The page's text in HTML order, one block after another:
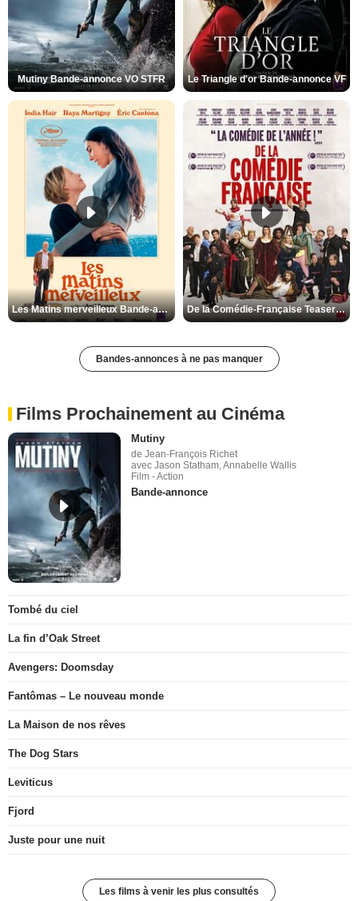
Mutiny Bande-annonce VO STFR Le Triangle d'or Bande-annonce VF
Les Matins merveilleux Bande-annonce VF De la Comédie-Française Teaser VF
Bandes-annonces à ne pas manquer
Films Prochainement au Cinéma
Mutiny
de Jean-François Richet
avec Jason Statham, Annabelle Wallis
Film - Action
Bande-annonce
Tombé du ciel
La fin d’Oak Street
Avengers: Doomsday
Fantômas – Le nouveau monde
La Maison de nos rêves
The Dog Stars
Leviticus
Fjord
Juste pour une nuit
Les films à venir les plus consultés